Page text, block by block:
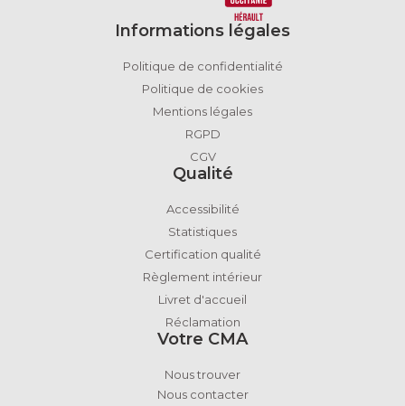
Informations légales
Politique de confidentialité
Politique de cookies
Mentions légales
RGPD
CGV
Qualité
Accessibilité
Statistiques
Certification qualité
Règlement intérieur
Livret d'accueil
Réclamation
Votre CMA
Nous trouver
Nous contacter